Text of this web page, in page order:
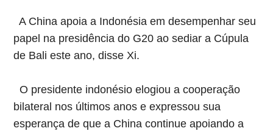
A China apoia a Indonésia em desempenhar seu
papel na presidência do G20 ao sediar a Cúpula
de Bali este ano, disse Xi.
O presidente indonésio elogiou a cooperação
bilateral nos últimos anos e expressou sua
esperança de que a China continue apoiando a